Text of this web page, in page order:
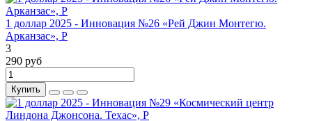
1 доллар 2025 - Инновация №26 «Рей Джин Монтегю.
Арканзас», P
3
290 руб
Купить